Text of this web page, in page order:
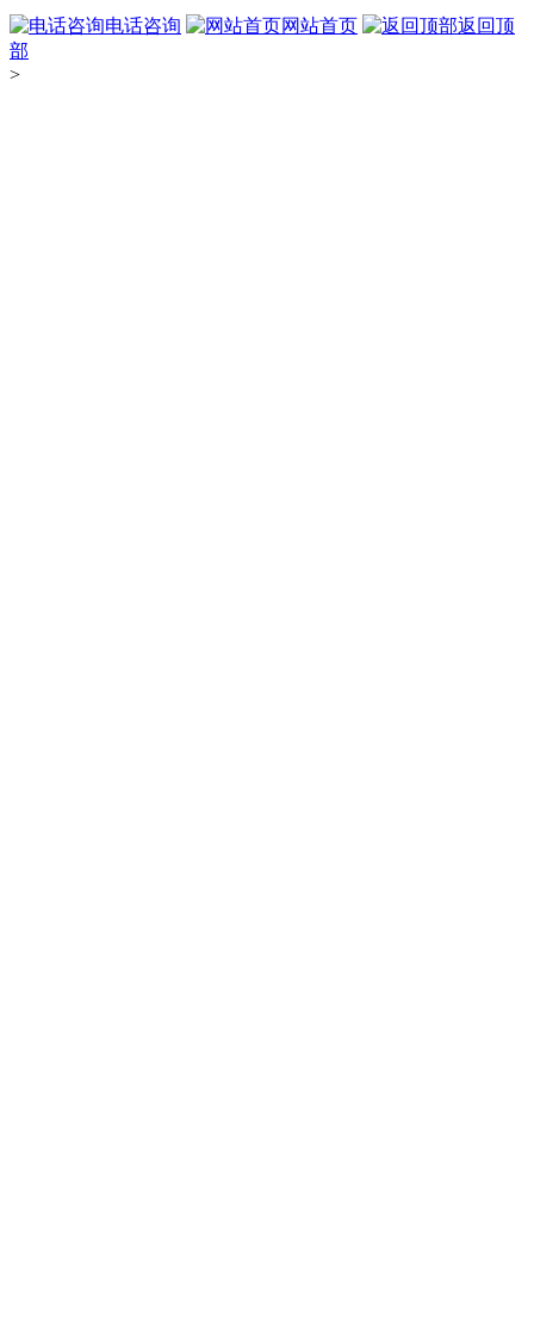
电话咨询 网站首页
返回顶
部
>